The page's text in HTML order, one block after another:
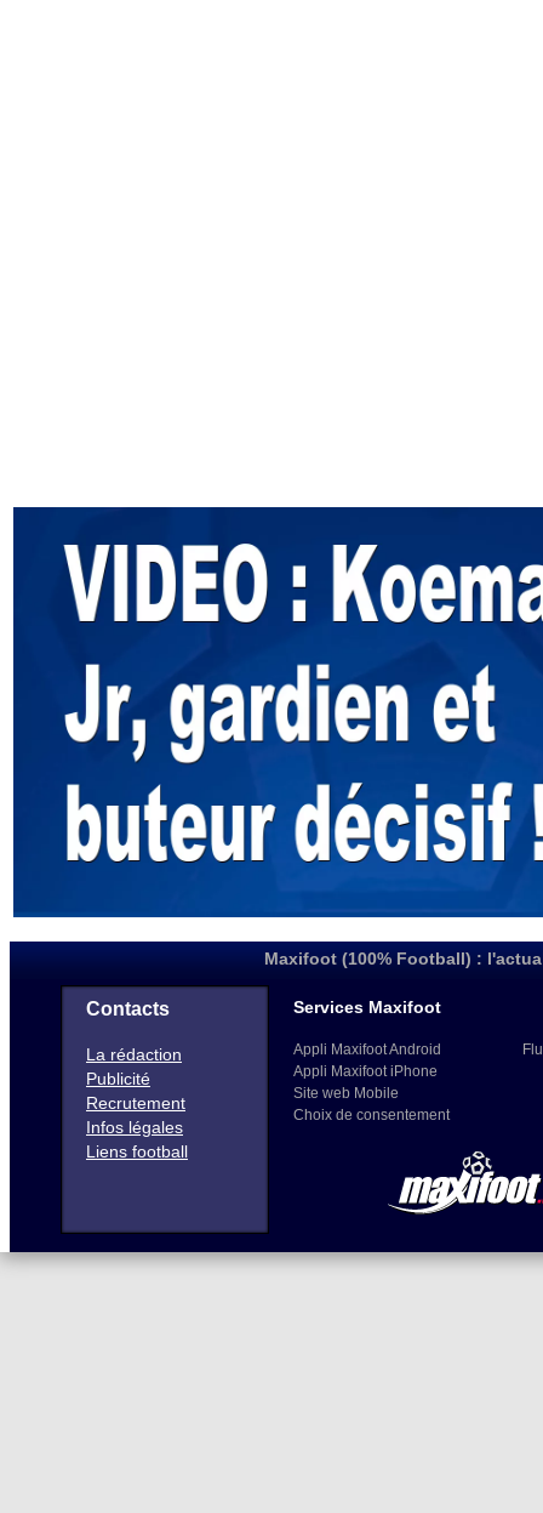
Maxifoot (100% Football) :
Contacts
La rédaction
Publicité
Recrutement
Infos légales
Liens football
Services Maxifoot
Appli Maxifoot Android
Appli Maxifoot iPhone
Site web Mobile
Choix de consentement